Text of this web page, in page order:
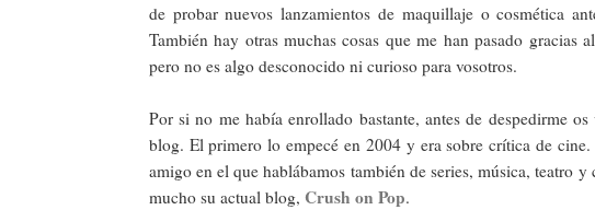
de probar nuevos lanzamientos de maquillaje o cosmética
También hay otras muchas cosas que me han pasado
pero no es algo desconocido ni curioso para vosotros.
Por si no me había enrollado bastante, antes de despedirme
blog. El primero lo empecé en 2004 y era sobre crítica de
amigo en el que hablábamos también de series, música, teatro
mucho su actual blog, Crush on Pop.